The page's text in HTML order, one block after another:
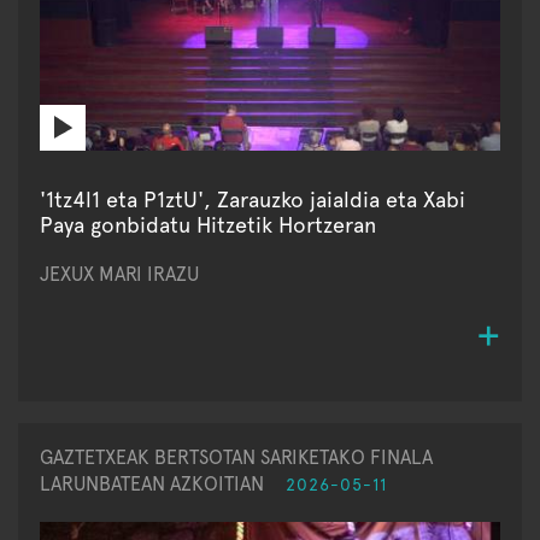
'1tz4l1 eta P1ztU', Zarauzko jaialdia eta Xabi
Paya gonbidatu Hitzetik Hortzeran
JEXUX MARI IRAZU
GAZTETXEAK BERTSOTAN SARIKETAKO FINALA
LARUNBATEAN AZKOITIAN
2026-05-11